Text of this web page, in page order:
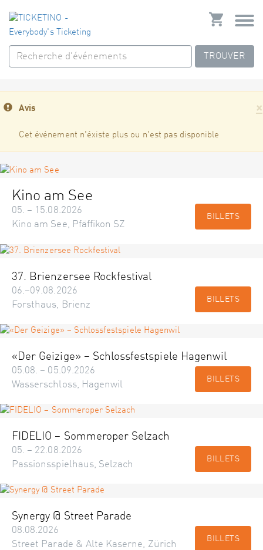
TROUVER
×
Avis
Cet événement n'éxiste plus ou n'est pas disponible
Kino am See
05. – 15.08.2026
Kino am See, Pfäffikon SZ
BILLETS
37. Brienzersee Rockfestival
06.–09.08.2026
Forsthaus, Brienz
BILLETS
«Der Geizige» – Schlossfestspiele Hagenwil
05.08. – 05.09.2026
Wasserschloss, Hagenwil
BILLETS
FIDELIO – Sommeroper Selzach
05. – 22.08.2026
Passionsspielhaus, Selzach
BILLETS
Synergy @ Street Parade
08.08.2026
Street Parade & Alte Kaserne, Zürich
BILLETS